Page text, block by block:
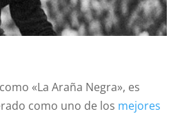
«La Araña Negra», es
como uno de los mejores